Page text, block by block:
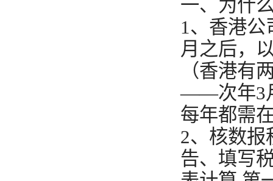
一、为什
1、香港公
月之后，
（香港有
——次年3
每年都需
2、核数报
告、填写